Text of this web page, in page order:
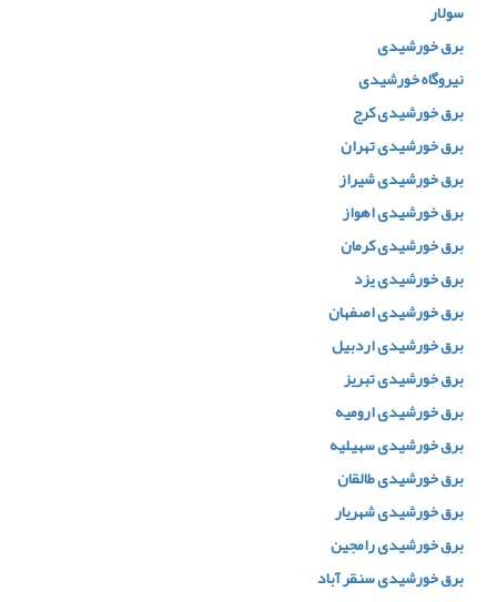
سولار
برق خورشیدی
نیروگاه خورشیدی
برق خورشیدی کرج
برق خورشیدی تهران
برق خورشیدی شیراز
برق خورشیدی اهواز
برق خورشیدی کرمان
برق خورشیدی یزد
برق خورشیدی اصفهان
برق خورشیدی اردبیل
برق خورشیدی تبریز
برق خورشیدی ارومیه
برق خورشیدی سهیلیه
برق خورشیدی طالقان
برق خورشیدی شهریار
برق خورشیدی رامجین
برق خورشیدی سنقر آباد